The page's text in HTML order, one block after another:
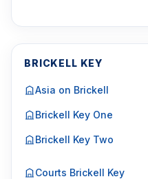
BRICKELL KEY
Asia on Brickell
Brickell Key One
Brickell Key Two
Courts Brickell Key